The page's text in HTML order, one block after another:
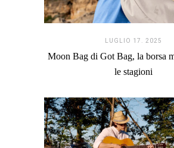
LUGLIO 17. 2025
Moon Bag di Got Bag, la borsa
le stagioni